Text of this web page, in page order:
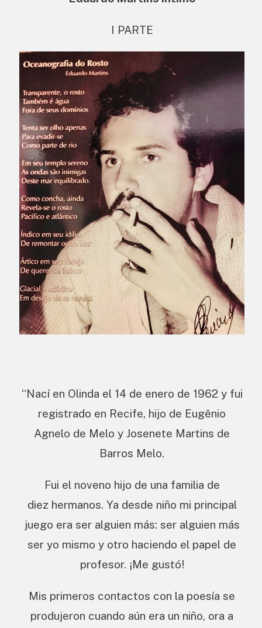
I PARTE
“Nací en Olinda el 14 de enero de 1962 y fui
registrado en Recife, hijo de Eugênio
Agnelo de Melo y Josenete Martins de
Barros Melo.
Fui el noveno hijo de una familia de
diez hermanos. Ya desde niño mi principal
juego era ser alguien más: ser alguien más
ser yo mismo y otro haciendo el papel de
profesor. ¡Me gustó!
Mis primeros contactos con la poesía se
produjeron cuando aún era un niño, ora a